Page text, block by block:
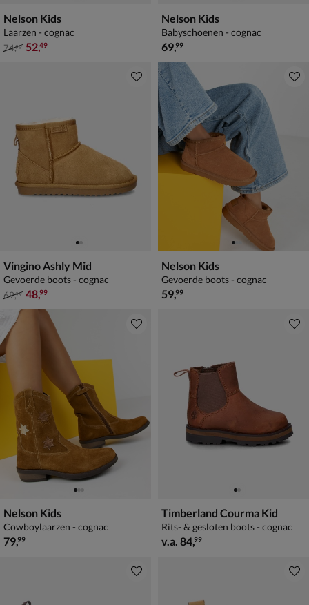
Nelson Kids
Laarzen - cognac
van € 74,99 voor € 52,49
74,99 52,49
Nelson Kids
Babyschoenen - cognac
€ 69,99
69,99
Vingino Ashly Mid
Gevoerde boots - cognac
van € 69,99 voor € 48,99
69,99 48,99
Nelson Kids
Gevoerde boots - cognac
€ 59,99
59,99
Nelson Kids
Cowboylaarzen - cognac
€ 79,99
79,99
Timberland Courma Kid
Rits- & gesloten boots - cognac
vanaf € 84,99
v.a. 84,99